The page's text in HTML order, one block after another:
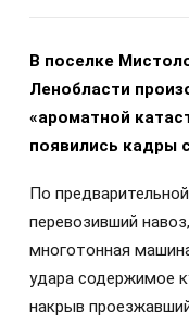
В поселке
Ленобласти
«ароматной
появились кадры
По
перевозивший
многотонная
удара содержимое
накрыв